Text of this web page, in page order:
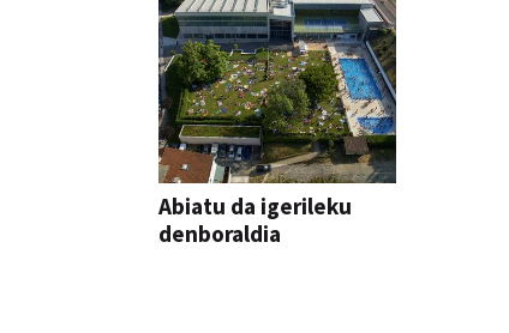
Abiatu da igerileku
denboraldia